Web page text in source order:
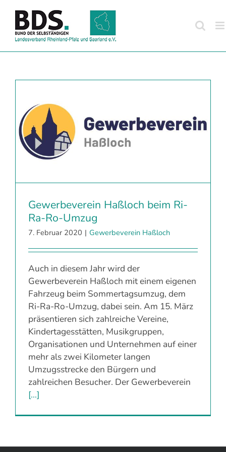
Inhalt
springen
Gewerbeverein Haßloch beim Ri-
Ra-Ro-Umzug
7. Februar 2020 | Gewerbeverein Haßloch
Auch in diesem Jahr wird der
Gewerbeverein Haßloch mit einem eigenen
Fahrzeug beim Sommertagsumzug, dem
Ri-Ra-Ro-Umzug, dabei sein. Am 15. März
präsentieren sich zahlreiche Vereine,
Kindertagesstätten, Musikgruppen,
Organisationen und Unternehmen auf einer
mehr als zwei Kilometer langen
Umzugsstrecke den Bürgern und
zahlreichen Besucher. Der Gewerbeverein
[...]